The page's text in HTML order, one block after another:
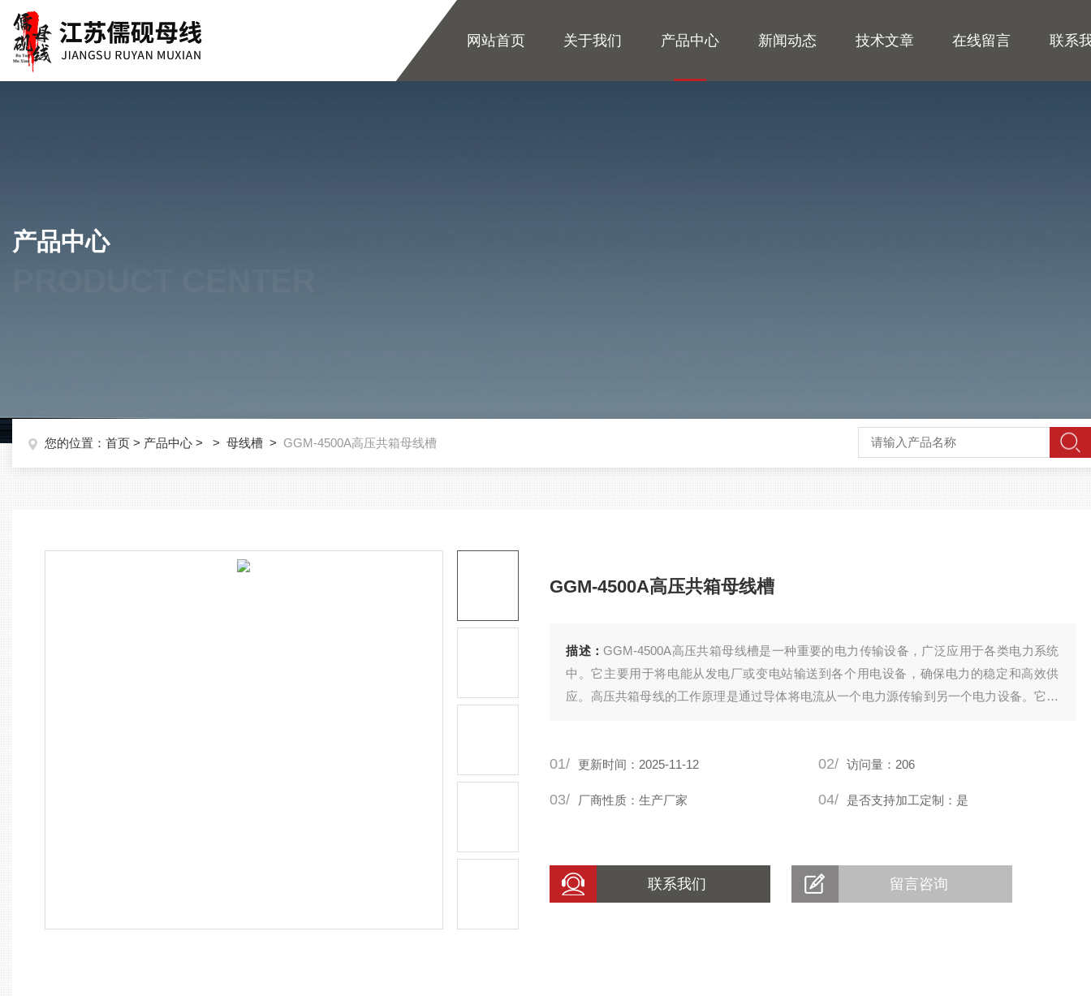
网站首页 关于我们 产品中心 新闻动态 技术文章 在线留言 联系
产品中心
您的位置： 首页 > 产品中心 > > 母线槽 > GGM-4500A高压共箱母线槽
GGM-4500A高压共箱母线槽
描述：GGM-4500A高压共箱母线槽是一种重要的电力传输设备，广泛应用于各类电力系统
中。它主要用于将电能从发电厂或变电站输送到各个用电设备，确保电力的稳定和高效供
应。高压共箱母线的工作原理是通过导体将电流从一个电力源传输到另一个电力设备。它的
01/ 更新时间：2025-11-12 02/ 访问量：206
03/ 厂商性质：生产厂家 04/ 是否支持加工定制：是
联系我们 留言咨询